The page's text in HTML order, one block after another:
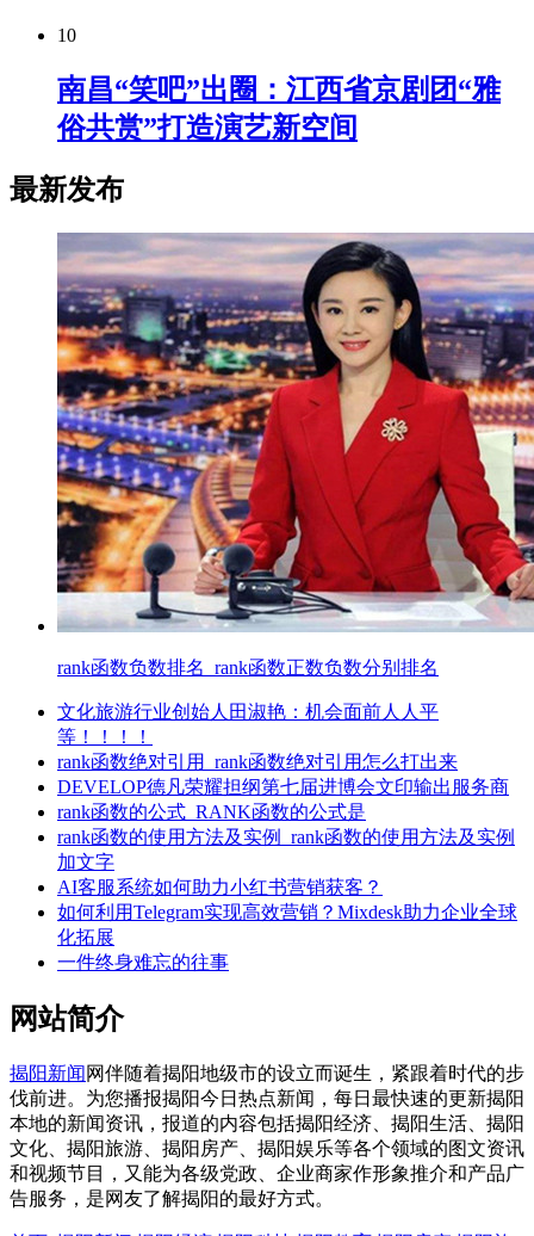
10
南昌“笑吧”出圈：江西省京剧团“雅
俗共赏”打造演艺新空间
最新发布
rank函数负数排名_rank函数正数负数分别排名
文化旅游行业创始人田淑艳：机会面前人人平
等！！！！
rank函数绝对引用_rank函数绝对引用怎么打出来
DEVELOP德凡荣耀担纲第七届进博会文印输出服务商
rank函数的公式_RANK函数的公式是
rank函数的使用方法及实例_rank函数的使用方法及实例
加文字
AI客服系统如何助力小红书营销获客？
如何利用Telegram实现高效营销？Mixdesk助力企业全球
化拓展
一件终身难忘的往事
网站简介
揭阳新闻 网伴随着揭阳地级市的设立而诞生，紧跟着时代的步
伐前进。为您播报揭阳今日热点新闻，每日最快速的更新揭阳
本地的新闻资讯，报道的内容包括揭阳经济、揭阳生活、揭阳
文化、揭阳旅游、揭阳房产、揭阳娱乐等各个领域的图文资讯
和视频节目，又能为各级党政、企业商家作形象推介和产品广
告服务，是网友了解揭阳的最好方式。